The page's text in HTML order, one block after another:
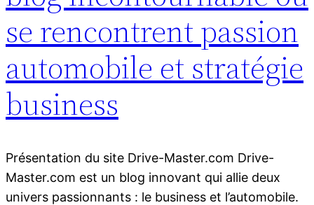
se rencontrent passion
automobile et stratégie
business
Présentation du site Drive-Master.com Drive-
Master.com est un blog innovant qui allie deux
univers passionnants : le business et l’automobile.